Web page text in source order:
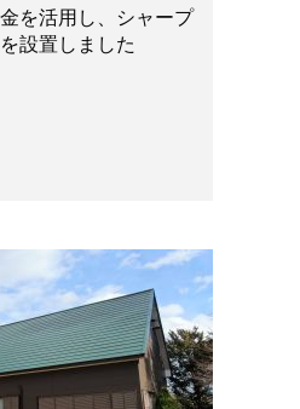
を活用し、シャープ
設置しました